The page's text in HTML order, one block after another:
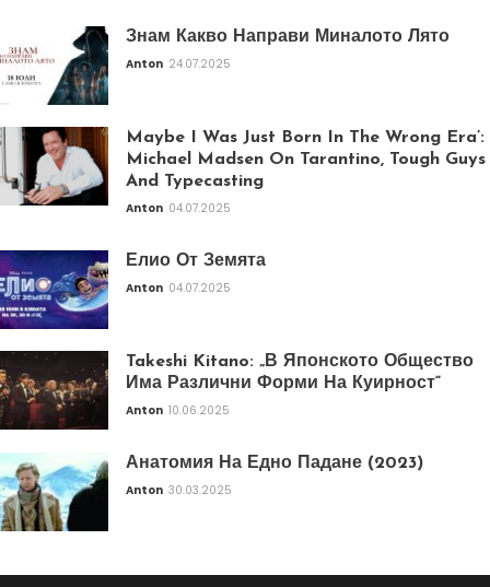
Знам Какво Направи Миналото Лято
Anton 24.07.2025
Maybe I Was Just Born In The Wrong Era’:
Michael Madsen On Tarantino, Tough Guys
And Typecasting
Anton 04.07.2025
Елио От Земята
Anton 04.07.2025
Takeshi Kitano: „В Японското Общество
Има Различни Форми На Куирност“
Anton 10.06.2025
Анатомия На Едно Падане (2023)
Anton 30.03.2025